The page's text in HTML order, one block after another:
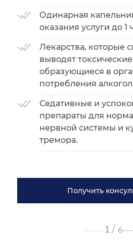
Одинарная
оказания услуги до 1
Лекарства, которые
выводят
образующиеся в
потребления
Седативные и
препараты для
нервной системы и
тремора.
Получить
1/ 6